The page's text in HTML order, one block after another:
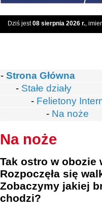
Dziś jest08 sierpnia 2026 r.,
- Strona Główna
- Stałe działy
- Felietony
- Na noże
Na noże
Tak ostro w obozie
Rozpoczęła się
Zobaczymy jakiej
chodzi?